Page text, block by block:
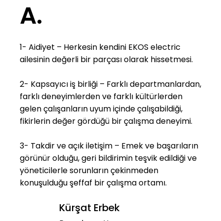
A.
Kürşat Erbek
1- Aidiyet – Herkesin kendini EKOS electric
ailesinin değerli bir parçası olarak hissetmesi.
2- Kapsayıcı iş birliği – Farklı departmanlardan,
farklı deneyimlerden ve farklı kültürlerden
gelen çalışanların uyum içinde çalışabildiği,
fikirlerin değer gördüğü bir çalışma deneyimi.
3- Takdir ve açık iletişim – Emek ve başarıların
görünür olduğu, geri bildirimin teşvik edildiği ve
yöneticilerle sorunların çekinmeden
konuşulduğu şeffaf bir çalışma ortamı.